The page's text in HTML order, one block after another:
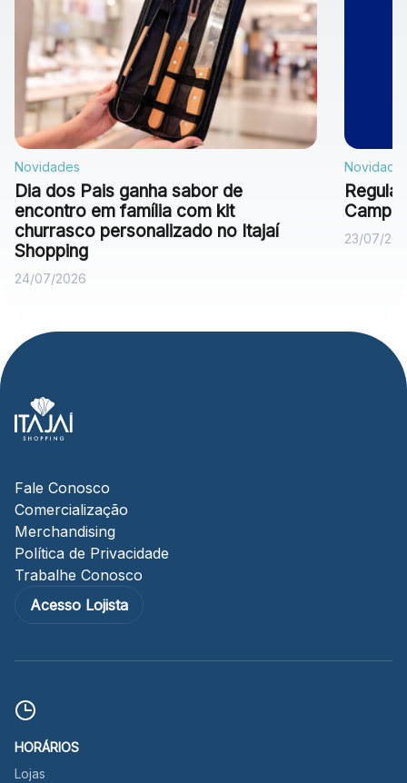
Novidades
Dia dos Pais ganha sabor de
encontro em família com kit
churrasco personalizado no Itajaí
Shopping
24/07/2026
23/07/
Fale Conosco
Comercialização
Merchandising
Política de Privacidade
Trabalhe Conosco
Acesso Lojista
HORÁRIOS
Lojas